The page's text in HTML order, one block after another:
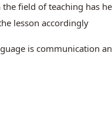
field of teaching has
lesson accordingly
is communication